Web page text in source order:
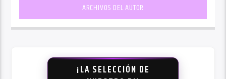
ARCHIVOS DEL AUTOR
¡LA SELECCIÓN DE